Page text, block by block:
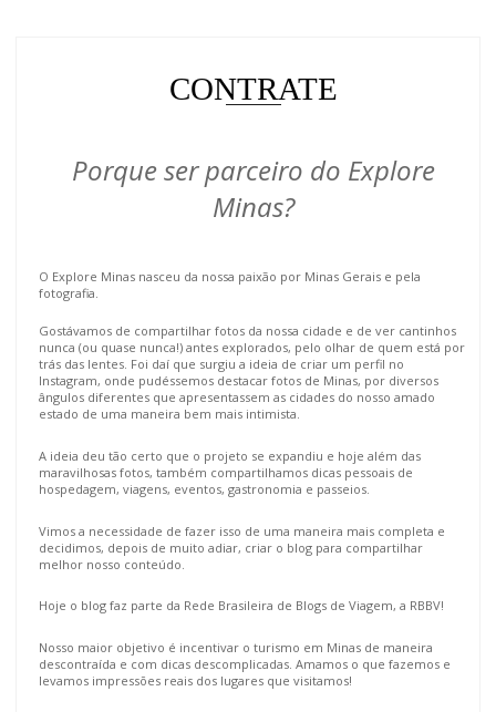
CONTRATE
Porque ser parceiro do Explore
Minas?
O Explore Minas nasceu da nossa paixão por Minas Gerais e
fotografia.
Gostávamos de compartilhar fotos da nossa cidade e de ver
nunca (ou quase nunca!) antes explorados, pelo olhar de quem está po
trás das lentes. Foi daí que surgiu a ideia de criar um perfil
Instagram, onde pudéssemos destacar fotos de Minas, por
ângulos diferentes que apresentassem as cidades do nosso
estado de uma maneira bem mais intimista.
A ideia deu tão certo que o projeto se expandiu e hoje além
maravilhosas fotos, também compartilhamos dicas pessoais
hospedagem, viagens, eventos, gastronomia e passeios
Vimos a necessidade de fazer isso de uma maneira mais completa
decidimos, depois de muito adiar, criar o blog para
melhor nosso conteúdo
Hoje o blog faz parte da Rede Brasileira de Blogs de Viagem, a RBBV!
Nosso maior objetivo é incentivar o turismo em Minas de maneira
descontraída e com dicas descomplicadas. Amamos o que fazemos e
levamos impressões reais dos lugares que visitamos!